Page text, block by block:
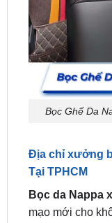
Bọc Ghế Da
Địa chỉ xưởng
Bọc da Nappa
mạo mới cho
thẩm mỹ, sang
Nappa đem lại